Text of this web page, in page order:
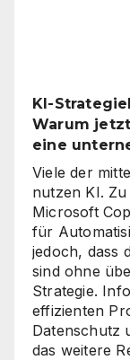
KI-
Warum
eine
Viele der
nutzen KI.
Microsoft
für
jedoch, dass
sind ohne
Strategie.
effizienten
Datenschutz
das weitere